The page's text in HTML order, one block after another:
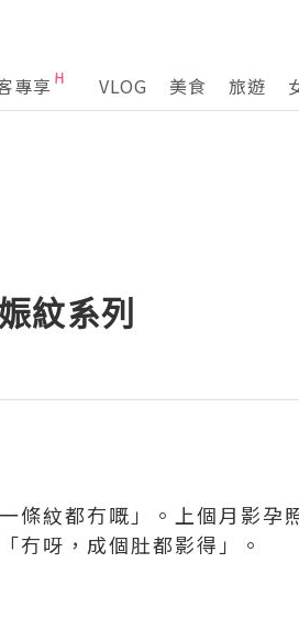
專享 VLOG 美食 旅遊
紋系列
條紋都冇嘅」。上個月影孕
冇呀，成個肚都影得」。